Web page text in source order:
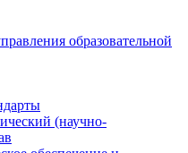
образовательной
(научно-